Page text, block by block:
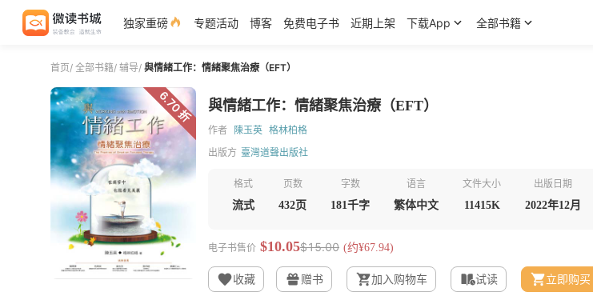
独家重磅 专题活动 博客 免费电子书 近期上架 下载App 全部书籍
首页/ 全部书籍/ 辅导/ 與情緒工作：情緒聚焦治療（EFT）
6.70 折 與情緒工作：情緒聚焦治療（EFT）
作者 陳玉英 格林柏格
出版方 臺灣道聲出版社
格式
流式
页数
432页
字数
181千字
语言
繁体中文
文件大小
11415K
出版日期
2022年12月
电子书售价 $10.05$15.00 (约¥67.94)
收藏 赠书 加入购物车 试读 立即购买